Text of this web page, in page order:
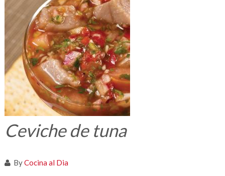
Ceviche de tuna
ByCocina al Dia